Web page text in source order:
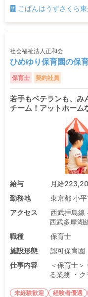
こぱんはうすさくら
社会福祉法人正和会
ひめゆり保育園の保
保育士 契約社員
若手もベテランも、み
チーム！アットホーム
給与
月給
勤務地
東京都 小
アクセス
西武拝島線
西武多摩湖
職種
保育士
施設形態
認可保育園
仕事内容
＜保育士
る業務 ・
未経験歓迎 経験者優遇